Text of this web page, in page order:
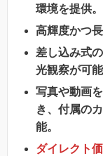
環境を提供。
高輝度かつ
差し込み式
光観察が可能
写真や動画
き、付属の
能。
ダイレクト